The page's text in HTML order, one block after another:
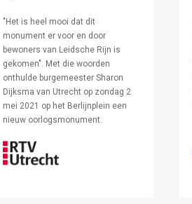
"Het is heel mooi dat dit
monument er voor en door
bewoners van Leidsche Rijn is
gekomen". Met die woorden
onthulde burgemeester Sharon
Dijksma van Utrecht op zondag 2
mei 2021 op het Berlijnplein een
nieuw oorlogsmonument.